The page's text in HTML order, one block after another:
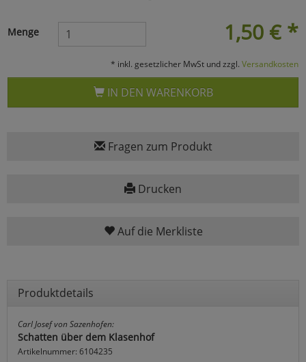
1,50 € *
Menge
* inkl. gesetzlicher MwSt und zzgl. Versandkosten
IN DEN WARENKORB
Fragen zum Produkt
Drucken
Auf die Merkliste
Produktdetails
Carl Josef von Sazenhofen:
Schatten über dem Klasenhof
Artikelnummer: 6104235
Marketing
Cookies
Einstellungen speichern